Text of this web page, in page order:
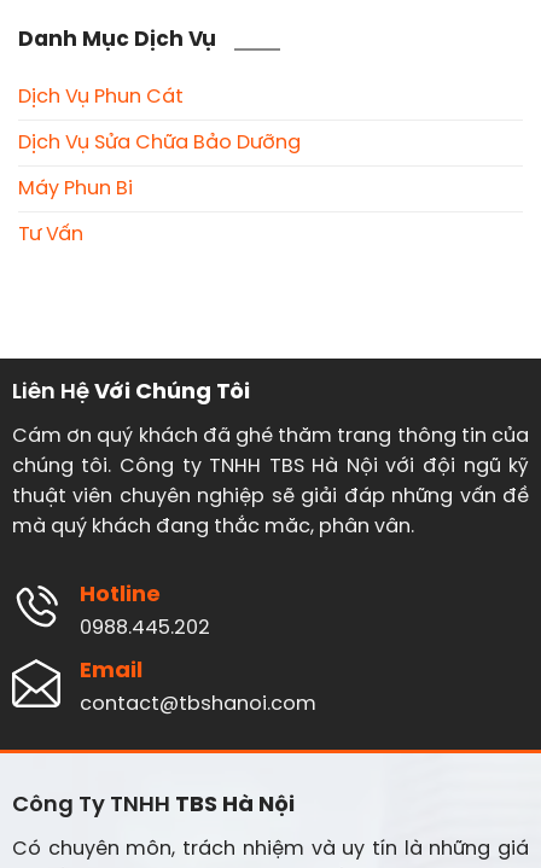
Danh Mục Dịch Vụ
Dịch Vụ Phun Cát
Dịch Vụ Sửa Chữa Bảo Dưỡng
Máy Phun Bi
Tư Vấn
Liên Hệ Với Chúng Tôi
Cám ơn quý khách đã ghé thăm trang thông tin của
chúng tôi. Công ty TNHH TBS Hà Nội với đội ngũ kỹ
thuật viên chuyên nghiệp sẽ giải đáp những vấn đề
mà quý khách đang thắc măc, phân vân.
Hotline
0988.445.202
Email
contact@tbshanoi.com
Công Ty TNHH TBS Hà Nội
Có chuyên môn, trách nhiệm và uy tín là những giá